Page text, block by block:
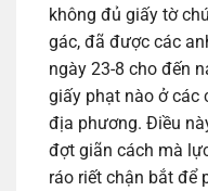
không đủ giấy tờ
gác, đã được các
ngày 23-8 cho đến
giấy phạt nào ở các
địa phương. Điều
đợt giãn cách mà
ráo riết chận bắt để